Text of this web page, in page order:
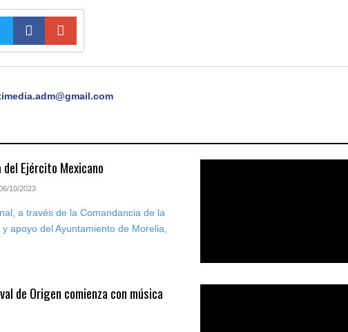
Ejército Mexicano
10/2023
a través de la Comandancia de la
apoyo del Ayuntamiento de Morelia,
de Origen comienza con música